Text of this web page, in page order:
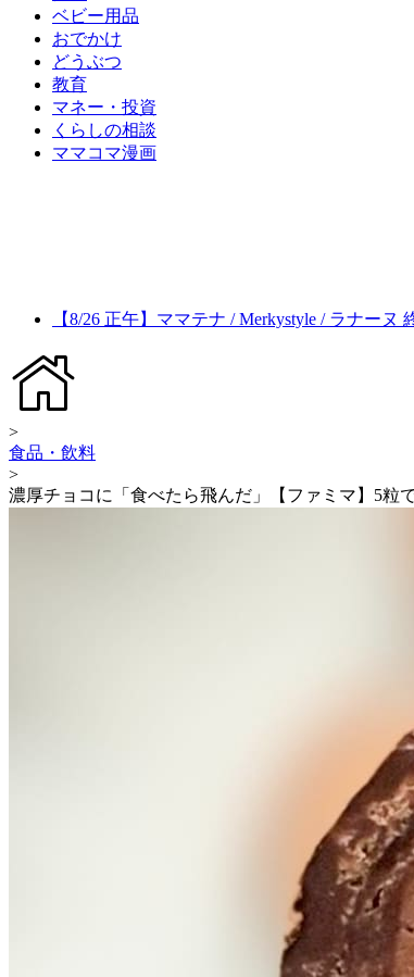
ベビー用品
おでかけ
どうぶつ
教育
マネー・投資
くらしの相談
ママコマ漫画
【8/26 正午】ママテナ / Merkystyle / ラナーヌ
>
食品・飲料
>
濃厚チョコに「食べたら飛んだ」【ファミマ】5粒